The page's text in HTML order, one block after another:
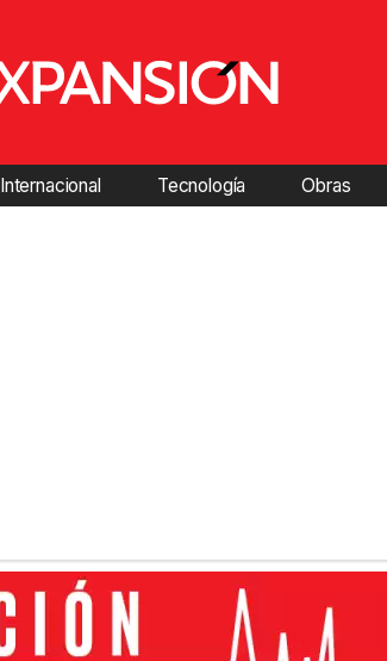
Internacional Tecnología Obras